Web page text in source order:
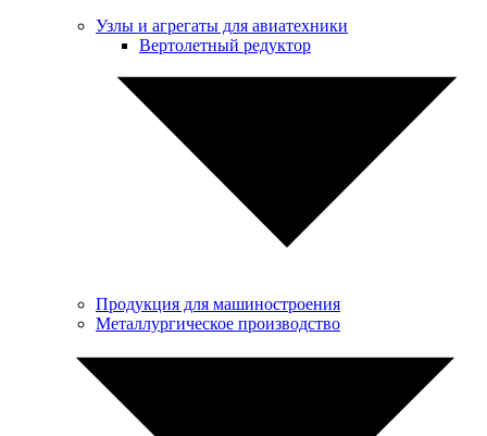
Узлы и агрегаты для авиатехники
Вертолетный редуктор
Продукция для машиностроения
Металлургическое производство